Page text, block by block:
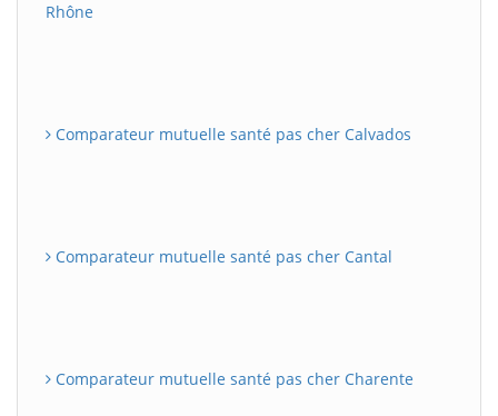
Rhône
Comparateur mutuelle santé pas cher Calvados
Comparateur mutuelle santé pas cher Cantal
Comparateur mutuelle santé pas cher Charente